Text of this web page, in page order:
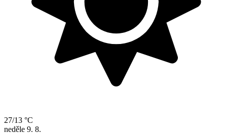
27/13 °C
neděle 9. 8.